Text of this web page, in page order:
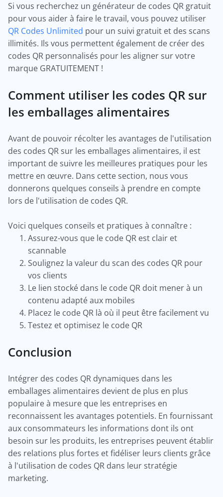
Si vous recherchez un générateur de codes QR gratuit
pour vous aider à faire le travail, vous pouvez utiliser
QR Codes Unlimited pour un suivi gratuit et des scans
illimités. Ils vous permettent également de créer des
codes QR personnalisés pour les aligner sur votre
marque GRATUITEMENT !
Comment utiliser les codes QR sur
les emballages alimentaires
Avant de pouvoir récolter les avantages de l'utilisation
des codes QR sur les emballages alimentaires, il est
important de suivre les meilleures pratiques pour les
mettre en œuvre. Dans cette section, nous vous
donnerons quelques conseils à prendre en compte
lors de l'utilisation de codes QR.
Voici quelques conseils et pratiques à connaître :
Assurez-vous que le code QR est clair et
scannable
Soulignez la valeur du scan des codes QR pour
vos clients
Le lien stocké dans le code QR doit mener à un
contenu adapté aux mobiles
Placez le code QR là où il peut être facilement vu
Testez et optimisez le code QR
Conclusion
Intégrer des codes QR dynamiques dans les
emballages alimentaires devient de plus en plus
populaire à mesure que les entreprises en
reconnaissent les avantages potentiels. En fournissant
aux consommateurs les informations dont ils ont
besoin sur les produits, les entreprises peuvent établir
des relations plus fortes et fidéliser leurs clients grâce
à l'utilisation de codes QR dans leur stratégie
marketing.